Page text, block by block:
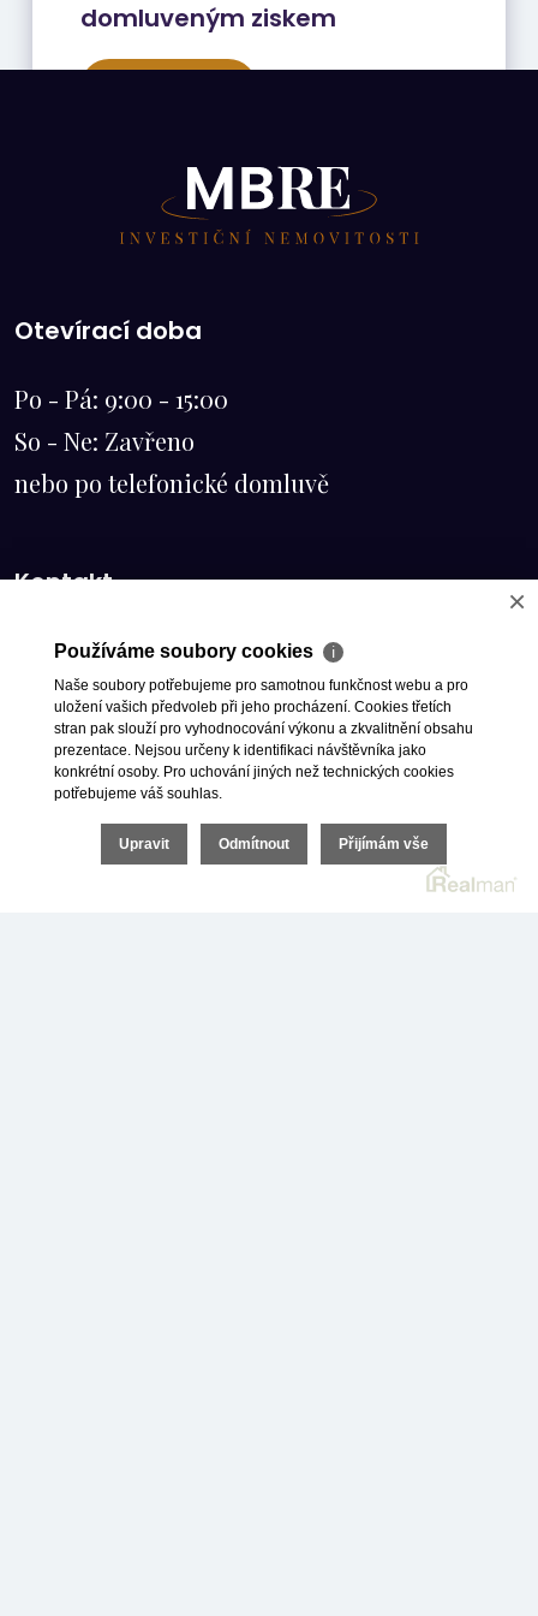
domluveným ziskem
Otevírací doba
Po - Pá: 9:00 - 15:00
So - Ne: Zavřeno
nebo po telefonické domluvě
Kontakt
CZ Tel:+420 800 023 033
SK Tel:+420 605 005 222
info@mbreinvestice.cz
GARANTOVANÝ NÁJEM
×
Používáme soubory cookies ℹ
Naše soubory potřebujeme pro samotnou funkčnost webu a pro
uložení vašich předvoleb při jeho procházení. Cookies třetích
stran pak slouží pro vyhodnocování výkonu a zkvalitnění obsahu
prezentace. Nejsou určeny k identifikaci návštěvníka jako
konkrétní osoby. Pro uchování jiných než technických cookies
potřebujeme váš souhlas.
Upravit Odmítnout Přijímám vše